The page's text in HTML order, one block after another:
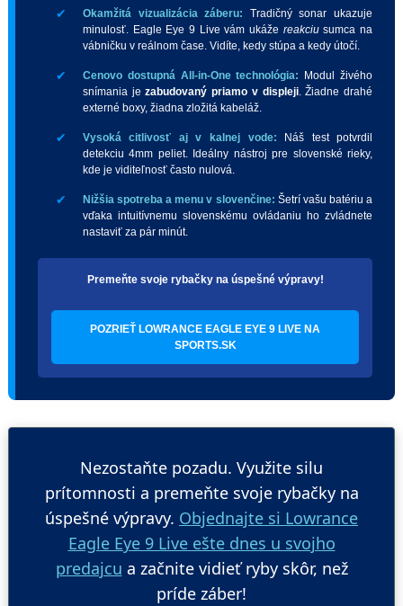
✔ Okamžitá vizualizácia záberu: Tradičný sonar ukazuje
minulosť. Eagle Eye 9 Live vám ukáže reakciusumca na
vábničku v reálnom čase. Vidíte, kedy stúpa a kedy útočí.
✔ Cenovo dostupná All-in-One technológia:
Modul živého
snímania jezabudovaný priamo v displeji. Žiadne drahé
externé boxy, žiadna zložitá kabeláž.
✔ Vysoká citlivosť aj v kalnej vode: Náš test potvrdil
detekciu 4mm peliet. Ideálny nástroj pre slovenské rieky,
kde je viditeľnosť často nulová.
✔ Nižšia spotreba a menu v slovenčine: Šetrí vašu batériu a
vďaka intuitívnemu slovenskému ovládaniu ho zvládnete
nastaviť za pár minút.
Premeňte svoje rybačky na úspešné výpravy!
POZRIEŤ LOWRANCE EAGLE EYE 9 LIVE NA
SPORTS.SK
Nezostaňte pozadu. Využite silu
prítomnosti a premeňte svoje rybačky na
úspešné výpravy. Objednajte si Lowrance
Eagle Eye 9 Live ešte dnes u svojho
predajcu a začnite vidieť ryby skôr, než
príde záber!